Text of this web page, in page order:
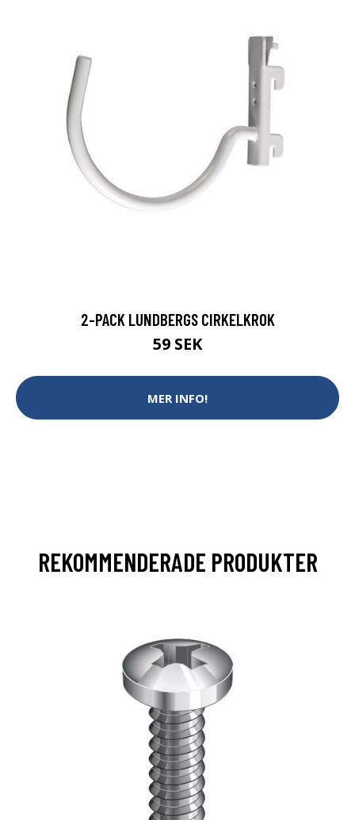
2-PACK LUNDBERGS CIRKELKROK
59 SEK
MER INFO!
REKOMMENDERADE PRODUKTER